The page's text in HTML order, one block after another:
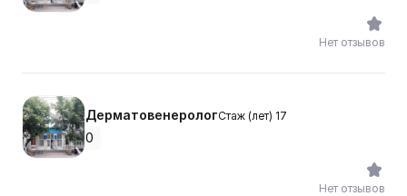
Нет отзывов
ДерматовенерологСтаж (лет) 17
0
Нет отзывов